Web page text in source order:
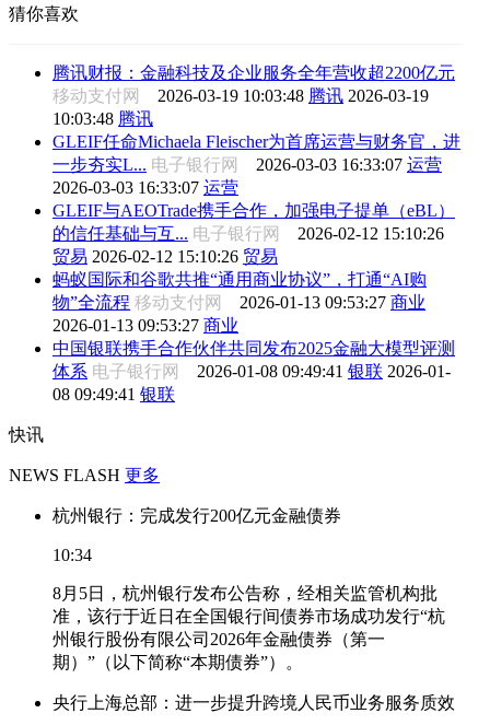
猜你喜欢
腾讯财报：金融科技及企业服务全年营收超2200亿元
移动支付网 2026-03-19 10:03:48 腾讯 2026-03-19
10:03:48 腾讯
GLEIF任命Michaela Fleischer为首席运营与财务官，进
一步夯实L... 电子银行网 2026-03-03 16:33:07 运营
2026-03-03 16:33:07 运营
GLEIF与AEOTrade携手合作，加强电子提单（eBL）
的信任基础与互... 电子银行网 2026-02-12 15:10:26
贸易 2026-02-12 15:10:26 贸易
蚂蚁国际和谷歌共推“通用商业协议”，打通“AI购
物”全流程 移动支付网 2026-01-13 09:53:27 商业
2026-01-13 09:53:27 商业
中国银联携手合作伙伴共同发布2025金融大模型评测
体系 电子银行网 2026-01-08 09:49:41 银联 2026-01-
08 09:49:41 银联
快讯
NEWS FLASH 更多
杭州银行：完成发行200亿元金融债券
10:34
8月5日，杭州银行发布公告称，经相关监管机构批
准，该行于近日在全国银行间债券市场成功发行“杭
州银行股份有限公司2026年金融债券（第一
期）”（以下简称“本期债券”）。
央行上海总部：进一步提升跨境人民币业务服务质效